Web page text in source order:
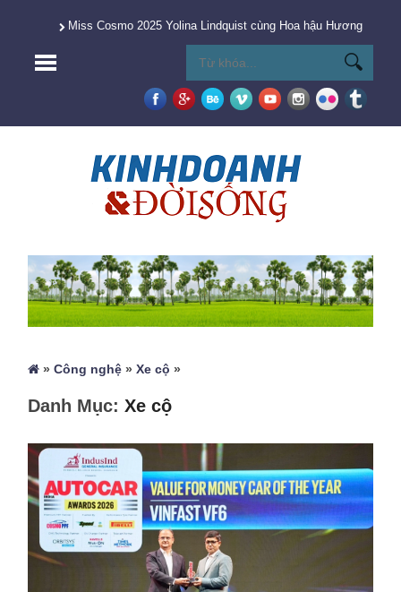
Miss Cosmo 2025 Yolina Lindquist cùng Hoa hậu Hương
»Công nghệ »Xe cộ »
Danh Mục:Xe cộ